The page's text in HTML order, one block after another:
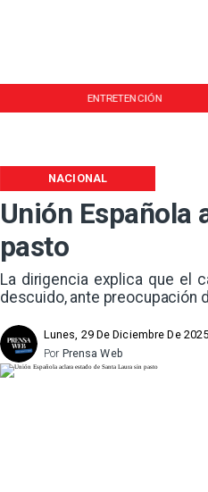
ENTRETENCIÓN
Unión Española
pasto
La dirigencia explica que el
descuido, ante preocupación
NACIONAL
Lunes, 29 De Diciembre De
Prensa Web
Por